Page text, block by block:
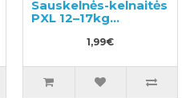
Sauskelnės-kelnaitės
PXL 12–17kg
1,99€